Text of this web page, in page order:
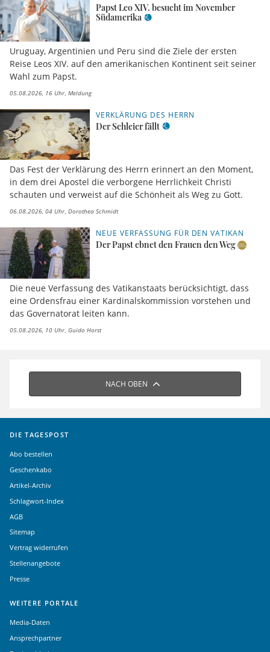
Papst Leo XIV. besucht im November
Südamerika
Uruguay, Argentinien und Peru sind die Ziele der ersten
Reise Leos XIV. auf den amerikanischen Kontinent seit seiner
Wahl zum Papst.
05.08.2026, 16 Uhr Meldung
VERKLÄRUNG DES HERRN
Der Schleier fällt
Das Fest der Verklärung des Herrn erinnert an den Moment,
in dem drei Apostel die verborgene Herrlichkeit Christi
schauten und verweist auf die Schönheit als Weg zu Gott.
06.08.2026, 04 Uhr Dorothea Schmidt
NEUE VERFASSUNG FÜR DEN VATIKAN
Der Papst ebnet den Frauen den Weg
Die neue Verfassung des Vatikanstaats berücksichtigt, dass
eine Ordensfrau einer Kardinalskommission vorstehen und
das Governatorat leiten kann.
05.08.2026, 10 Uhr Guido Horst
NACH OBEN
DIE TAGESPOST
Abo bestellen
Geschenkabo
Artikel-Archiv
Schlagwort-Index
AGB
Sitemap
Vertrag widerrufen
Stellenangebote
Presse
WEITERE PORTALE
Media-Daten
Ansprechpartner